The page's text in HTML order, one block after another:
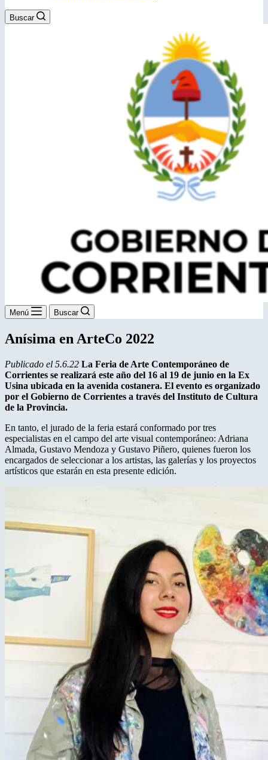
Buscar
Menú Buscar
Anísima en ArteCo 2022
Publicado el 5.6.22 La Feria de Arte Contemporáneo de
Corrientes se realizará este año del 16 al 19 de junio en la Ex
Usina ubicada en la avenida costanera. El evento es organizado
por el Gobierno de Corrientes a través del Instituto de Cultura
de la Provincia.
En tanto, el jurado de la feria estará conformado por tres
especialistas en el campo del arte visual contemporáneo: Adriana
Almada, Gustavo Mendoza y Gustavo Piñero, quienes fueron los
encargados de seleccionar a los artistas, las galerías y los proyectos
artísticos que estarán en esta presente edición.